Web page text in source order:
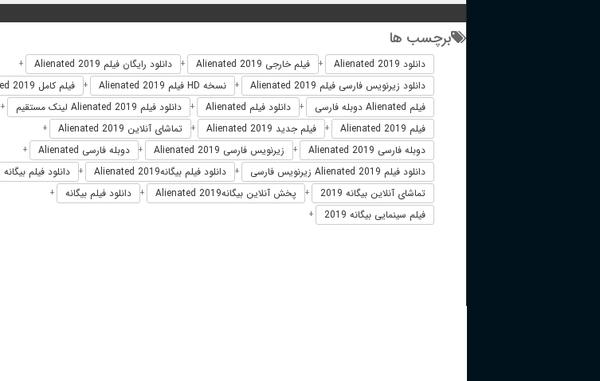
برچسب ها
دانلود Alienated 2019 + فیلم خارجی Alienated 2019 + دانلود رایگان فیلم Alienated 2019 +
دانلود زیرنویس فارسی فیلم Alienated 2019 + نسخه HD فیلم Alienated 2019 + فیلم کامل Alienated 2019
فیلم Alienated دوبله فارسی + دانلود فیلم Alienated + دانلود فیلم Alienated 2019 لینک مستقیم +
فیلم Alienated 2019 + فیلم جدید Alienated 2019 + تماشای آنلاین Alienated 2019 +
دوبله فارسی Alienated 2019 + زیرنویس فارسی Alienated 2019 + دوبله فارسی Alienated +
دانلود فیلم Alienated 2019 زیرنویس فارسی + دانلود فیلم بیگانهAlienated 2019 + دانلود فیلم بیگانه 2019
تماشای آنلاین بیگانه 2019 + پخش آنلاین بیگانهAlienated 2019 + دانلود فیلم بیگانه +
فیلم سینمایی بیگانه 2019 +